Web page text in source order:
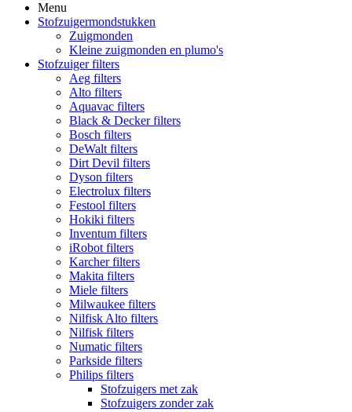
Menu
Stofzuigermondstukken
Zuigmonden
Kleine zuigmonden en plumo's
Stofzuiger filters
Aeg filters
Alto filters​
Aquavac filters
Black & Decker filters
Bosch filters
DeWalt filters
Dirt Devil filters
Dyson filters
Electrolux filters
Festool filters
Hokiki filters
Inventum filters
iRobot filters
Karcher filters
Makita filters
Miele filters
Milwaukee filters
Nilfisk Alto filters
Nilfisk filters
Numatic filters
Parkside filters
Philips filters
Stofzuigers met zak
Stofzuigers zonder zak